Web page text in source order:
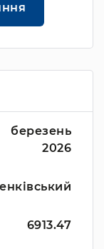
березень
2026
6913.47